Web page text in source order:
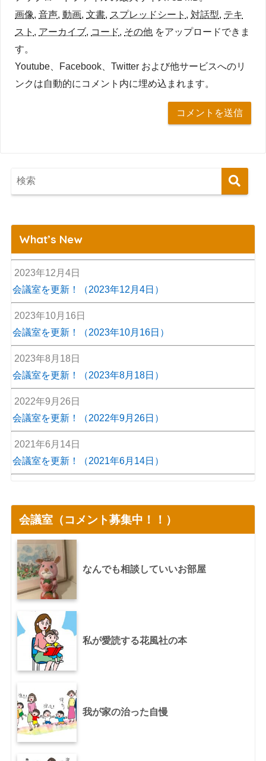
画像, 音声, 動画, 文書, スプレッドシート , 対話型, テキ
スト , アーカイブ, コード, その他 をアップロードできま
す。
Youtube、Facebook、Twitter および他サービスへのリ
ンクは自動的にコメント内に埋め込まれます。
What’s New
2023年12月4日
会議室を更新！（2023年12月4日）
2023年10月16日
会議室を更新！（2023年10月16日）
2023年8月18日
会議室を更新！（2023年8月18日）
2022年9月26日
会議室を更新！（2022年9月26日）
2021年6月14日
会議室を更新！（2021年6月14日）
会議室（コメント募集中！！）
なんでも相談していいお部屋
私が愛読する花風社の本
我が家の治った自慢